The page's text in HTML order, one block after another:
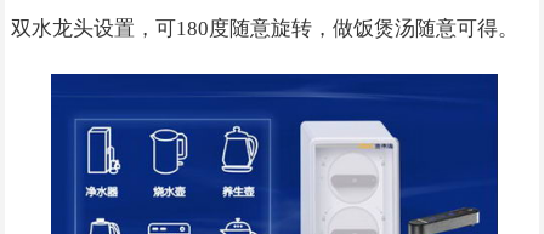
双水龙头设置，可180度随意旋转，做饭煲汤随意可得。